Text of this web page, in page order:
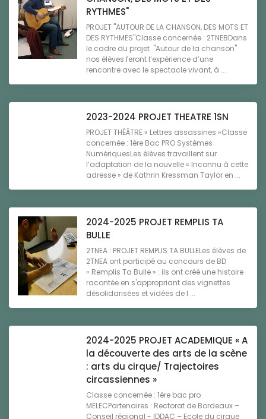
RYTHMES"
PROJET "AUTOUR DE LA CHANSON, DES MOTS ET
DES RYTHMES"Classe concernée : 2TNEBDans
le cadre du projet "Autour de la chanson"
nos élèves feront l’expérience d’une
rencontre avec le spectacle vivant, à ...
2023-2024 PROJET THEATRE 1SN
PROJET THÉÂTRE « Lettres assassines »Classe
concernée : 1ère Bac PRO Systèmes
NumériquesLes élèves travaillent sur
l’adaptation de la nouvelle « Inconnu à cette
adresse » de Kathrin Kressman Taylor en ...
2024-2025 PROJET REMPLIS TA
BULLE
2TNEA : PROJET REMPLIS TA BULLELes élèves de
2TNEA ont participé au concours de BD
« Remplis Ta Bulle » : ils ont créé une histoire
racontée en s'appropriant des vignettes
désolidarisées et vidées de l ...
2024-2025 PROJET ACADEMIQUE « A
la découverte des arts de la scène
: arts du cirque/ Trajectoires
circassiennes »
Classe concernée : 1ère bac pro
MELECPartenaires : Rectorat de Bordeaux –
Conseil régional - IDDAC – Ecole du cirque